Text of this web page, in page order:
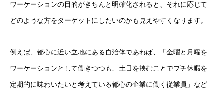
ワーケーションの目的がきちんと明確化されると、それに応じて
どのような方をターゲットにしたいのかも見えやすくなります。
例えば、都心に近い立地にある自治体であれば、「金曜と月曜を
ワーケーションとして働きつつも、土日を挟むことでプチ休暇を
定期的に味わいたいと考えている都心の企業に働く従業員」など